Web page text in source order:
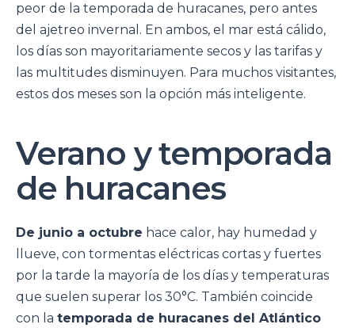
peor de la temporada de huracanes, pero antes
del ajetreo invernal. En ambos, el mar está cálido,
los días son mayoritariamente secos y las tarifas y
las multitudes disminuyen. Para muchos visitantes,
estos dos meses son la opción más inteligente.
Verano y temporada
de huracanes
De junio a octubre hace calor, hay humedad y
llueve, con tormentas eléctricas cortas y fuertes
por la tarde la mayoría de los días y temperaturas
que suelen superar los 30°C. También coincide
con la temporada de huracanes del Atlántico